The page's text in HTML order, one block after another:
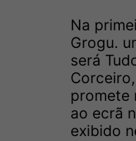
Na
Grogu.
será
promete
ao ecrã
exibido